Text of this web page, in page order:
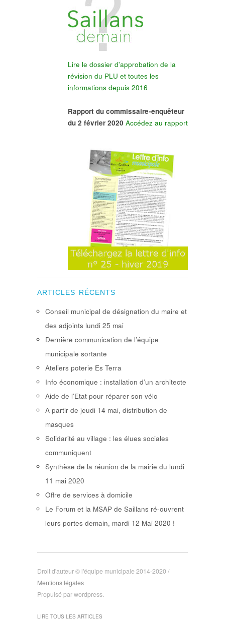
Lire le dossier d'approbation de la
révision du PLU et toutes les
informations depuis 2016
Rapport du commissaire-enquêteur
du 2 février 2020 Accédez au rapport
ARTICLES RÉCENTS
Conseil municipal de désignation du maire et
des adjoints lundi 25 mai
Dernière communication de l’équipe
municipale sortante
Ateliers poterie Es Terra
Info économique : installation d’un architecte
Aide de l’Etat pour réparer son vélo
A partir de jeudi 14 mai, distribution de
masques
Solidarité au village : les élues sociales
communiquent
Synthèse de la réunion de la mairie du lundi
11 mai 2020
Offre de services à domicile
Le Forum et la MSAP de Saillans ré-ouvrent
leurs portes demain, mardi 12 Mai 2020 !
Droit d'auteur © l'équipe municipale 2014-2020 /
Mentions légales
Propulsé par wordpress.
LIRE TOUS LES ARTICLES